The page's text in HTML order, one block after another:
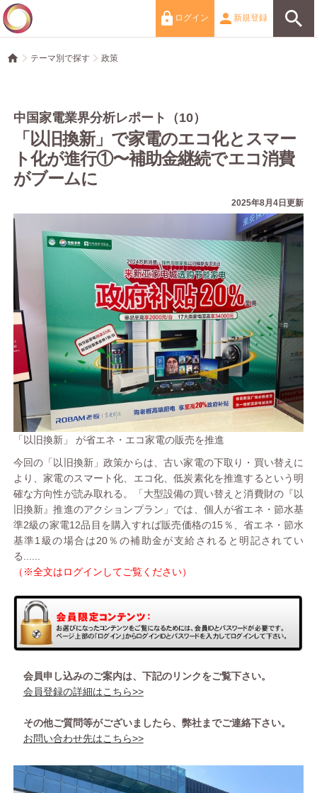
新規登録
ログイン
テーマ別で探す 政策
中国家電業界分析レポート（10）
「以旧換新」で家電のエコ化とスマー
ト化が進行①〜補助金継続でエコ消費
がブームに
2025年8月4日更新
「以旧換新」 が省エネ・エコ家電の販売を推進
今回の「以旧換新」政策からは、古い家電の下取り・買い替えに
より、家電のスマート化、エコ化、低炭素化を推進するという明
確な方向性が読み取れる。「大型設備の買い替えと消費財の『以
旧換新』推進のアクションプラン」では、個人が省エネ・節水基
準2級の家電12品目を購入すれば販売価格の15％、省エネ・節水
基準1級の場合は20％の補助金が支給されると明記されてい
る......
（※全文はログインしてご覧ください）
会員申し込みのご案内は、下記のリンクをご覧下さい。
会員登録の詳細はこちら>>
その他ご質問等がございましたら、弊社までご連絡下さい。
お問い合わせ先はこちら>>